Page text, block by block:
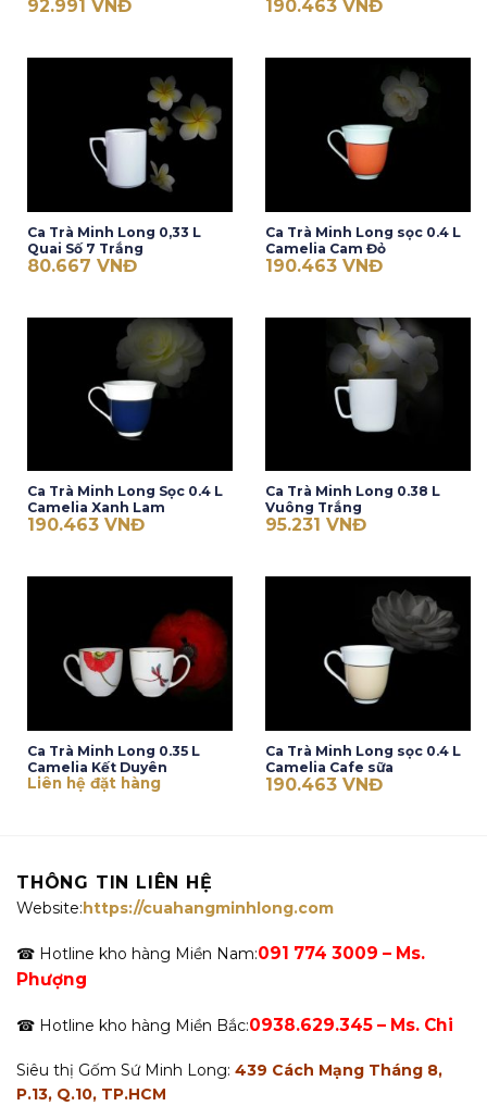
92.991 VNĐ 190.463 VNĐ
Ca Trà Minh Long 0,33 L
Quai Số 7 Trắng
80.667 VNĐ
Ca Trà Minh Long sọc 0.4 L
Camelia Cam Đỏ
190.463 VNĐ
Ca Trà Minh Long Sọc 0.4 L
Camelia Xanh Lam
190.463 VNĐ
Ca Trà Minh Long 0.38 L
Vuông Trắng
95.231 VNĐ
Ca Trà Minh Long 0.35 L
Camelia Kết Duyên
Liên hệ đặt hàng
Ca Trà Minh Long sọc 0.4 L
Camelia Cafe sữa
190.463 VNĐ
THÔNG TIN LIÊN HỆ
Website: https://cuahangminhlong.com
☎ Hotline kho hàng Miền Nam:091 774 3009 – Ms.
Phượng
☎ Hotline kho hàng Miền Bắc:0938.629.345 – Ms. Chi
Siêu thị Gốm Sứ Minh Long: 439 Cách Mạng Tháng 8,
P.13, Q.10, TP.HCM